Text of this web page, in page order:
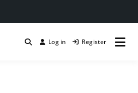
Log in Register